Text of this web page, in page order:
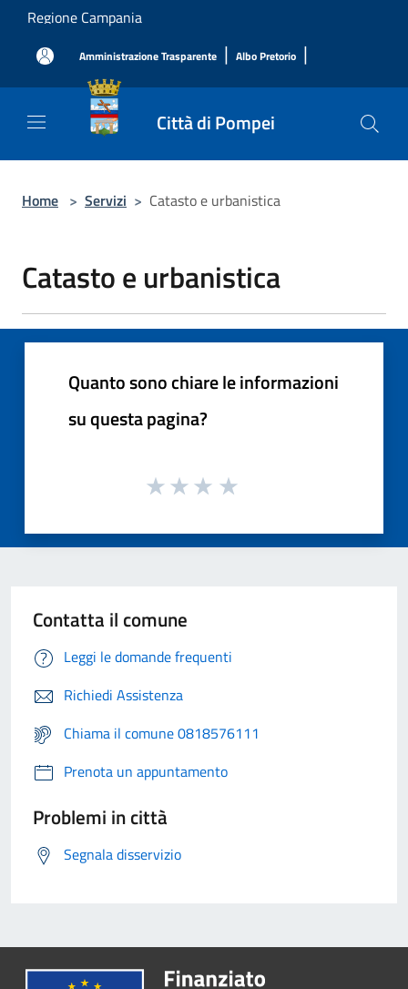
Salta al contenuto principale
Regione Campania
Amministrazione Trasparente | Albo Pretorio |
Città di Pompei
Home > Servizi > Catasto e urbanistica
Catasto e urbanistica
Quanto sono chiare le informazioni
su questa pagina?
Contatta il comune
Leggi le domande frequenti
Richiedi Assistenza
Chiama il comune 0818576111
Prenota un appuntamento
Problemi in città
Segnala disservizio